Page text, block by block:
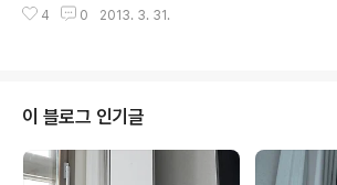
기 위해 신제품을 시장에 내놓는다고 합니다. 그리고 실제
성과 문자 그리고 데이터량에 맞춰 요금제를 선택했어야
같네요. 하지만 지난 3월 22일 SK텔레콤은 기존 요금제와
서비스와 다른 혁신적인 새로운 요금제를 출시했습니다.
국내 휴대전화 가입자 50% 이상이 가입되어 있는 SK텔레
콤의 자사 가입자간 음성통화를 무제한 이용할 수 있고, 통
4 0 2013. 3. 31.
이 블로그 인기글